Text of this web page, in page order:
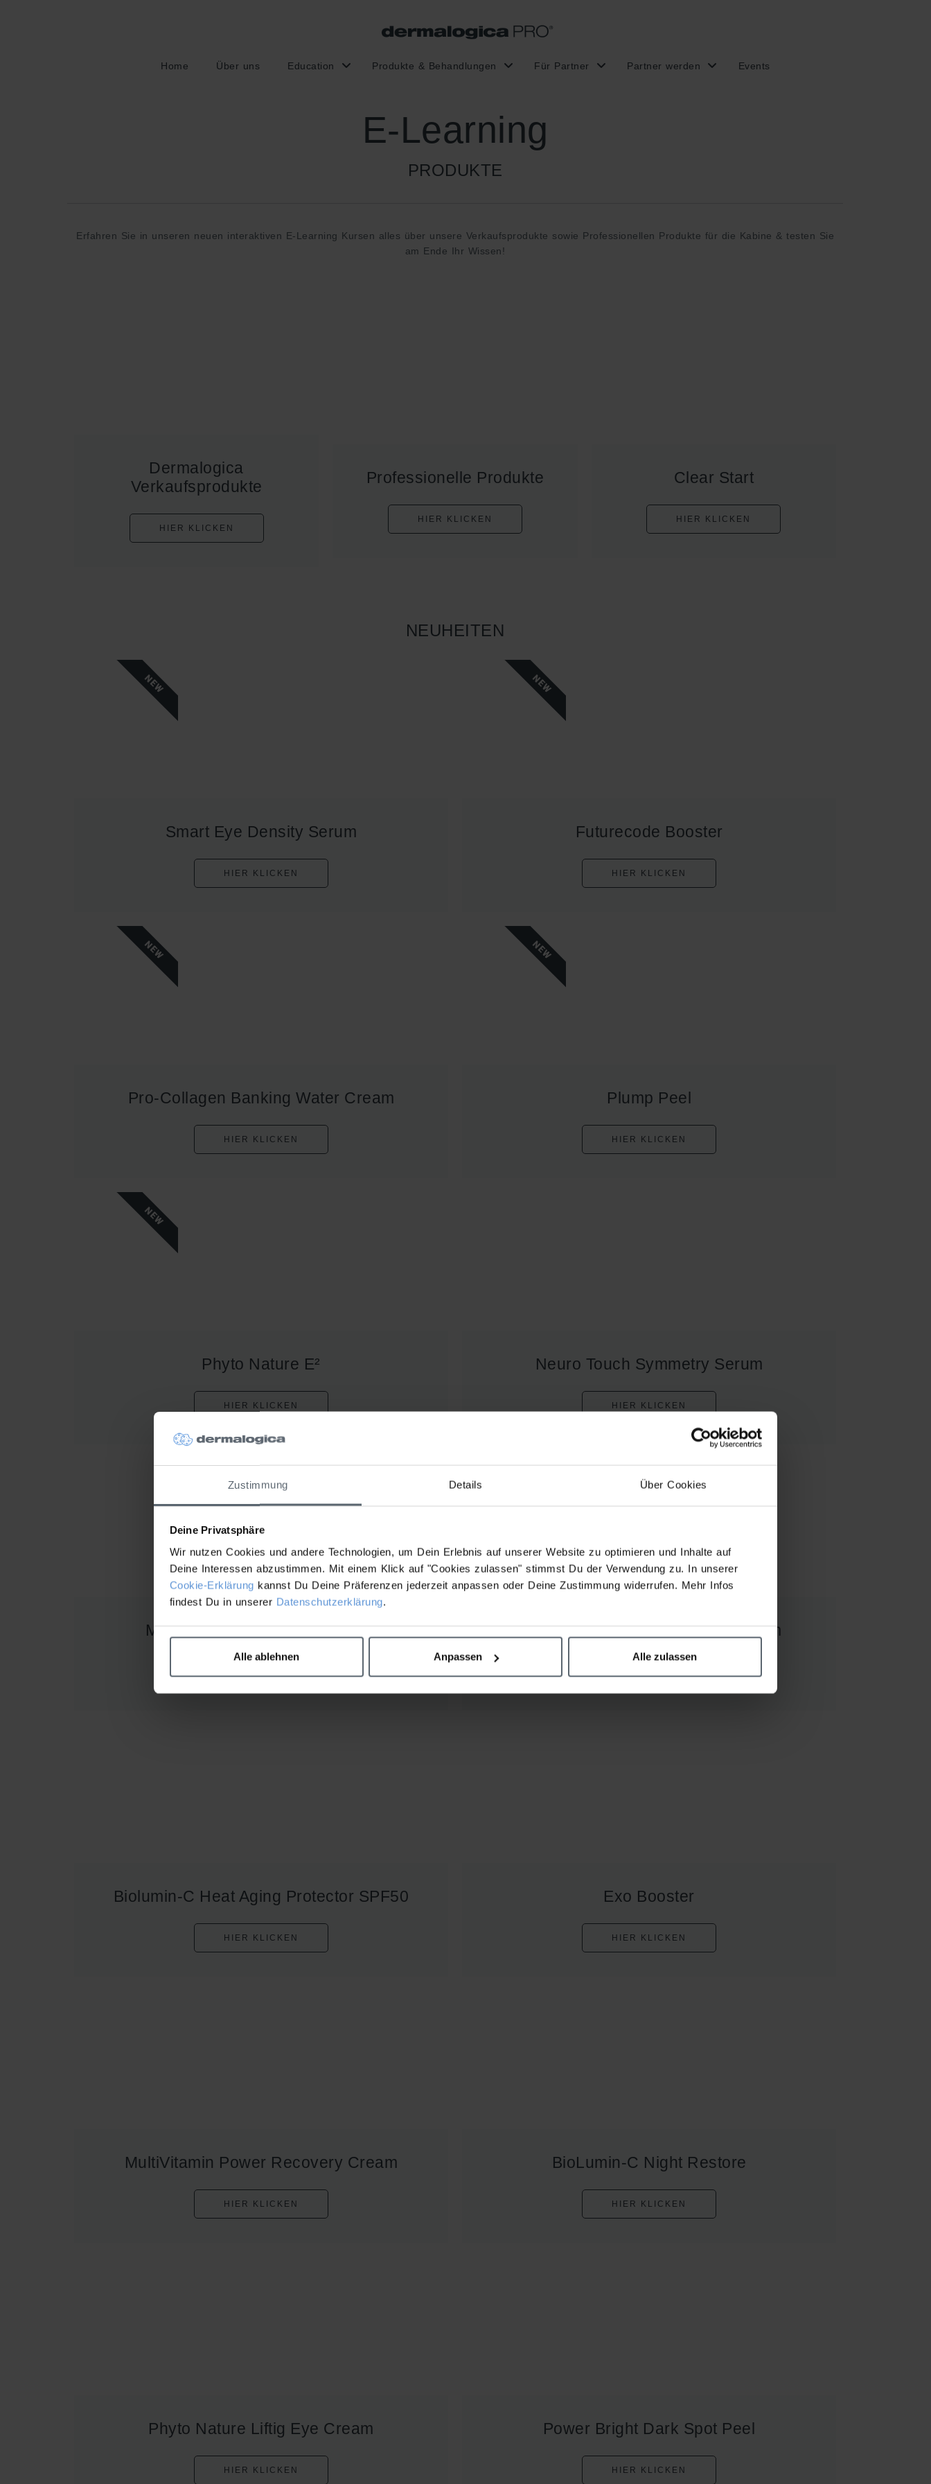
Zustimmung Details Über Cookies
Deine Privatsphäre
Wir nutzen Cookies und andere Technologien, um Dein Erlebnis auf unserer Website zu optimieren und Inhalte auf
Deine Interessen abzustimmen. Mit einem Klick auf "Cookies zulassen" stimmst Du der Verwendung zu. In unserer
Cookie-Erklärung kannst Du Deine Präferenzen jederzeit anpassen oder Deine Zustimmung widerrufen. Mehr Infos
findest Du in unserer Datenschutzerklärung.
Alle ablehnen Anpassen Alle zulassen
Home Über uns Education Produkte & Behandlungen Für Partner Partner werden Events
E-Learning
PRODUKTE
Erfahren Sie in unseren neuen interaktiven E-Learning Kursen alles über unsere Verkaufsprodukte sowie Professionellen Produkte für die Kabine & testen Sie
am Ende Ihr Wissen!
Dermalogica
Verkaufsprodukte
HIER KLICKEN
Professionelle Produkte
HIER KLICKEN
Clear Start
HIER KLICKEN
NEUHEITEN
Smart Eye Density Serum
HIER KLICKEN
NEW
Futurecode Booster
HIER KLICKEN
NEW
Pro-Collagen Banking Water Cream
HIER KLICKEN
NEW
Plump Peel
HIER KLICKEN
NEW
Phyto Nature E²
HIER KLICKEN
NEW
Neuro Touch Symmetry Serum
HIER KLICKEN
Magnetic[+] Afterglow Cleanser Dynamic Skin Strengthening Serum
Biolumin-C Heat Aging Protector SPF50
HIER KLICKEN
Exo Booster
HIER KLICKEN
MultiVitamin Power Recovery Cream
HIER KLICKEN
BioLumin-C Night Restore
HIER KLICKEN
Phyto Nature Liftig Eye Cream
HIER KLICKEN
Power Bright Dark Spot Peel
HIER KLICKEN